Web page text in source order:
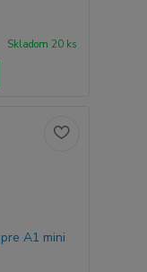
Skladom 20 ks